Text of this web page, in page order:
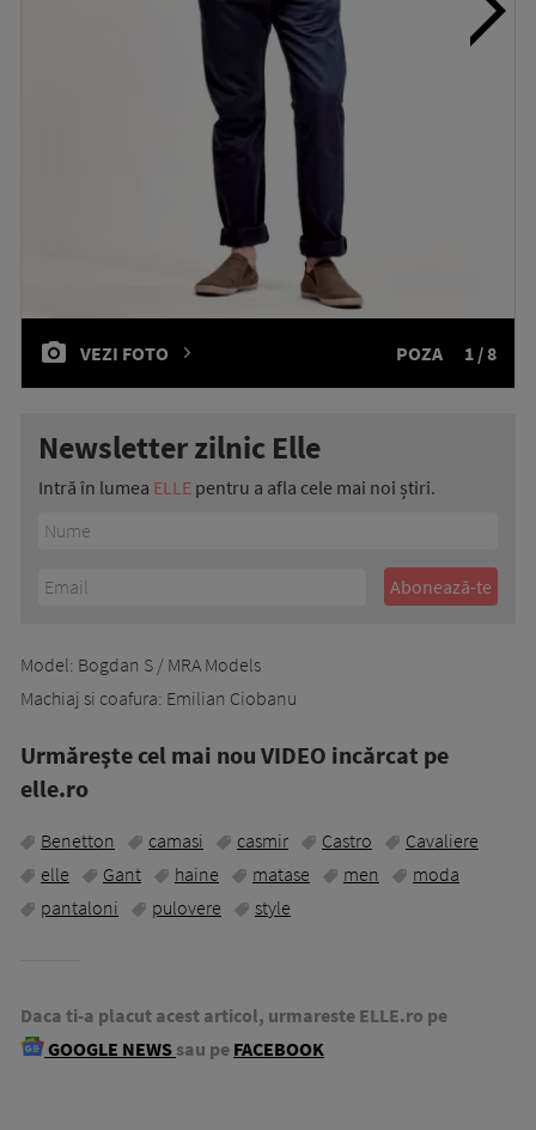
VEZI FOTO POZA 1 / 8
Newsletter zilnic Elle
Intră în lumea ELLE pentru a afla cele mai noi știri.
Model: Bogdan S / MRA Models
Machiaj si coafura: Emilian Ciobanu
Urmăreşte cel mai nou VIDEO incărcat pe
elle.ro
Benetton camasi casmir Castro
Cavaliere
elle
Gant haine matase men
moda
pantaloni
pulovere style
Daca ti-a placut acest articol, urmareste ELLE.ro pe
GOOGLE NEWS sau pe FACEBOOK